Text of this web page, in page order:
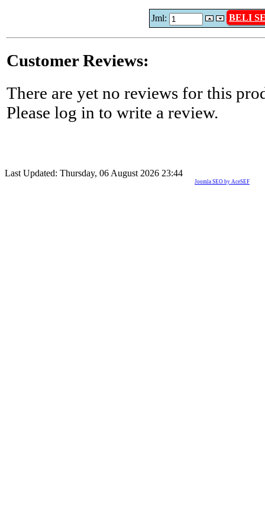
Jml: BELI
Customer Reviews:
There are yet no reviews for this
Please log in to write a review.
Last Updated: Thursday, 06 August 2026 23:44
Joomla SEO by AceSEF